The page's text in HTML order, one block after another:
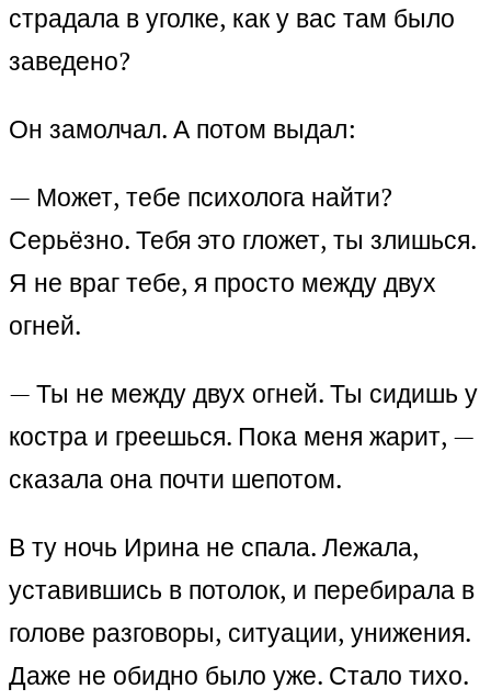
страдала в уголке, как у вас там было
заведено?
Он замолчал. А потом выдал:
— Может, тебе психолога найти?
Серьёзно. Тебя это гложет, ты злишься.
Я не враг тебе, я просто между двух
огней.
— Ты не между двух огней. Ты сидишь у
костра и греешься. Пока меня жарит, —
сказала она почти шепотом.
В ту ночь Ирина не спала. Лежала,
уставившись в потолок, и перебирала в
голове разговоры, ситуации, унижения.
Даже не обидно было уже. Стало тихо.